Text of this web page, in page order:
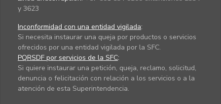
y 3623
Inconformidad con una entidad vigilada:
Si necesita instaurar una queja por productos o servicios
ofrecidos por una entidad vigilada por la SFC.
PQRSDF por servicios de la SFC:
Si quiere instaurar una petición, queja, reclamo, solicitud,
denuncia o felicitación con relación a los servicios o a la
atención de esta Superintendencia.